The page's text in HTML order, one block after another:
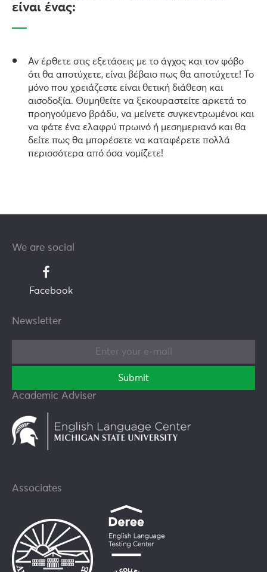
είναι ένας:
Αν έρθετε στις εξετάσεις με το άγχος και τον φόβο
ότι θα αποτύχετε, είναι βέβαιο πως θα αποτύχετε! Το
μόνο που χρειάζεστε είναι θετική διάθεση και
αισοδοξία. Θυμηθείτε να ξεκουραστείτε αρκετά το
προηγούμενο βράδυ, να μείνετε συγκεντρωμένοι και
να φάτε ένα ελαφρύ πρωινό ή μεσημεριανό και θα
δείτε πως θα μπορέσετε να καταφέρετε πολλά
περισσότερα από όσα νομίζετε!
We are social
Facebook
Newsletter
e-
Academic Adviser
Associates